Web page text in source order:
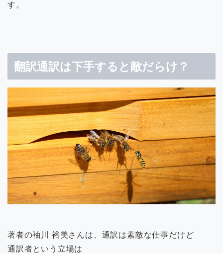
す。
翻訳通訳は下手すると敵だらけ？
著者の袖川 裕美さんは、通訳は素敵な仕事だけど
通訳者という立場は